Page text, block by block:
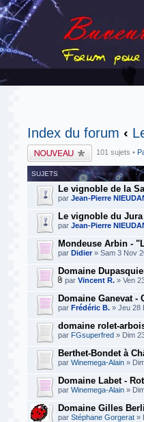
Index du forum ‹
Publier un nouveau
sujet
101 sujets •
SUJETS
Le vignoble de la
par Jean-Pierre
Le vignoble du Jura
par Jean-Pierre
Mondeuse Arbin -
par Didier» Sam 3 Nov
Domaine
par Vincent R. » Ven
Domaine Ganevat -
par Frédéric B. » Jeu 28
domaine rolet-
par FGsuperfred » Dim
Berthet-Bondet à
par Winemega-Alain »
Domaine Labet -
par Winemega-Alain »
Domaine Gilles
par Stéphane Gorgerat »